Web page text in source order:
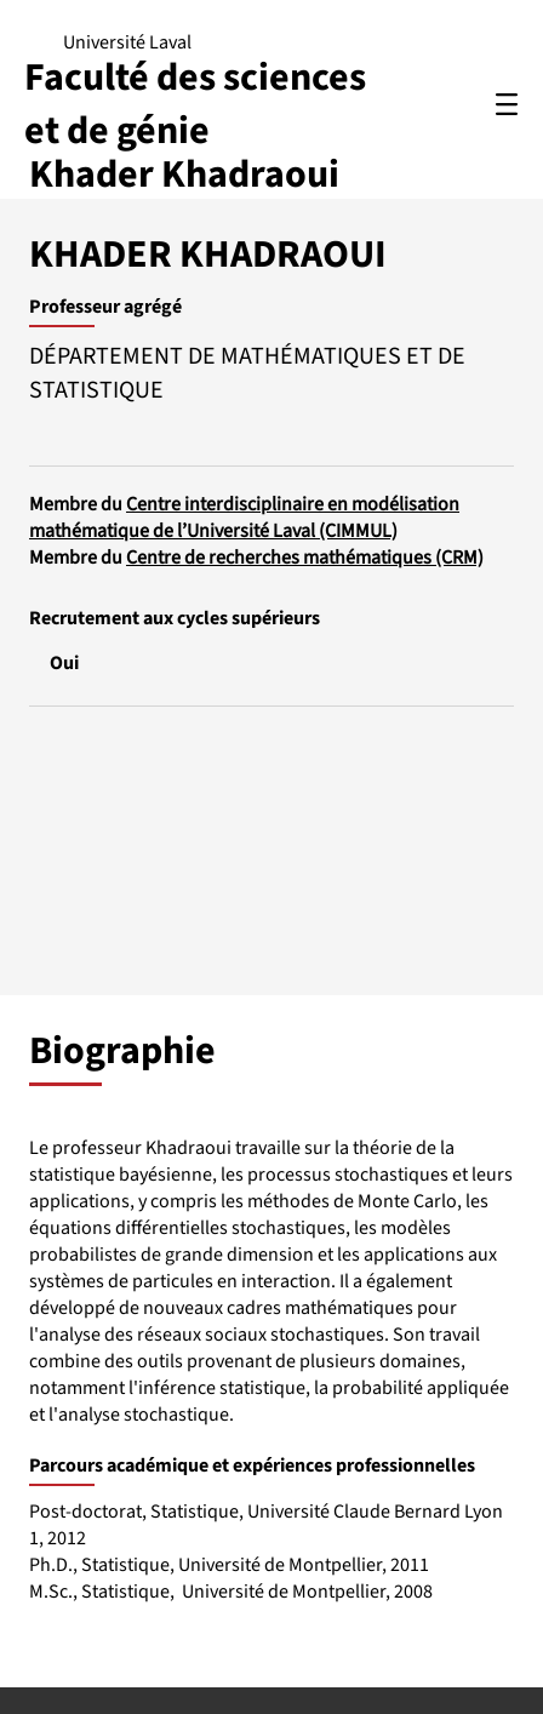
Khader Khadraoui
Université Laval
Faculté des sciences
et de génie
KHADER KHADRAOUI
Professeur agrégé
DÉPARTEMENT DE MATHÉMATIQUES ET DE
STATISTIQUE
Membre duCentre interdisciplinaire en modélisation
mathématique de l’Université Laval (CIMMUL)
Membre duCentre de recherches mathématiques (CRM)
Recrutement aux cycles supérieurs
Oui
Biographie
Le professeur Khadraoui travaille sur la théorie de la
statistique bayésienne, les processus stochastiques et leurs
applications, y compris les méthodes de Monte Carlo, les
équations différentielles stochastiques, les modèles
probabilistes de grande dimension et les applications aux
systèmes de particules en interaction. Il a également
développé de nouveaux cadres mathématiques pour
l'analyse des réseaux sociaux stochastiques. Son travail
combine des outils provenant de plusieurs domaines,
notamment l'inférence statistique, la probabilité appliquée
et l'analyse stochastique.
Parcours académique et expériences professionnelles
Post-doctorat, Statistique, Université Claude Bernard Lyon
1, 2012
Ph.D., Statistique, Université de Montpellier, 2011
M.Sc., Statistique, Université de Montpellier, 2008